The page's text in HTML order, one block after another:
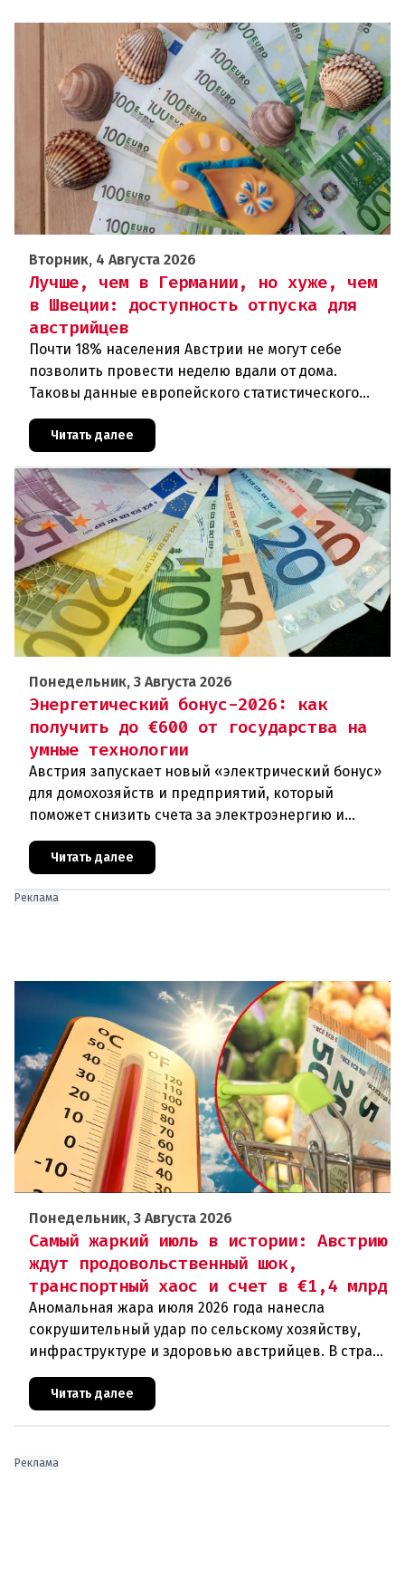
Вторник, 4 Августа 2026
Лучше, чем в Германии, но хуже, чем
в Швеции: доступность отпуска для
австрийцев
Почти 18% населения Австрии не могут себе
позволить провести неделю вдали от дома.
Таковы данные европейского статистического
стране выглядит лучше ср
Читать далее
Понедельник, 3 Августа 2026
Энергетический бонус-2026: как
получить до €600 от государства на
умные технологии
Австрия запускает новый «электрический бонус»
для домохозяйств и предприятий, который
поможет снизить счета за электроэнергию и
получить до 600 евро на устано
Читать далее
Реклама
Понедельник, 3 Августа 2026
Самый жаркий июль в истории: Австрию
ждут продовольственный шок,
транспортный хаос и счет в €1,4 млрд
Аномальная жара июля 2026 года нанесла
сокрушительный удар по сельскому хозяйству,
инфраструктуре и здоровью австрийцев. В стране
максимумы, массовая гибель урож
Читать далее
Реклама